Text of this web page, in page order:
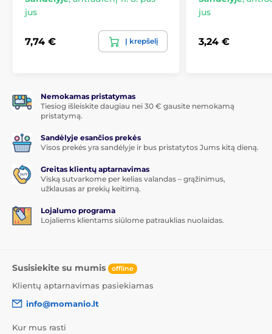
1 vnt. apsauginio grūdinto stiklo
1 vnt. sausos servetėlės
1 vnt. drėgnos servetėlės
jus
7,74 € Į krepšelį
jus
3,24 €
Nemokamas pristatymas
Tiesiog išleiskite daugiau nei 30 € gausite nemokamą
pristatymą.
Sandėlyje esančios prekės
Visos prekės yra sandėlyje ir bus pristatytos Jums kitą dieną.
Greitas klientų aptarnavimas
Viską sutvarkome per kelias valandas – grąžinimus,
užklausas ar prekių keitimą.
Lojalumo programa
Lojaliems klientams siūlome patrauklias nuolaidas.
Susisiekite su mumis offline
Klientų aptarnavimas pasiekiamas
info@momanio.lt
Kur mus rasti